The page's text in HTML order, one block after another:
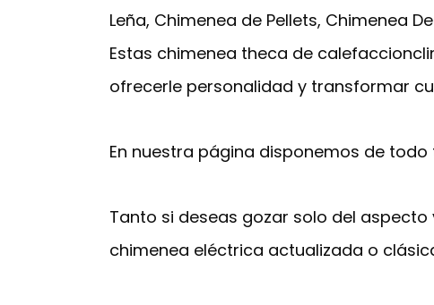
Leña, Chimenea de Pellets, Chimenea
Estas chimenea theca de
ofrecerle personalidad y transformar
En nuestra página disponemos de
Tanto si deseas gozar solo del
chimenea eléctrica actualizada o